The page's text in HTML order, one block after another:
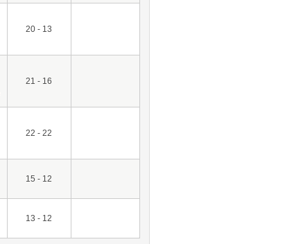
20 - 13
21 - 16
22 - 22
15 - 12
13 - 12